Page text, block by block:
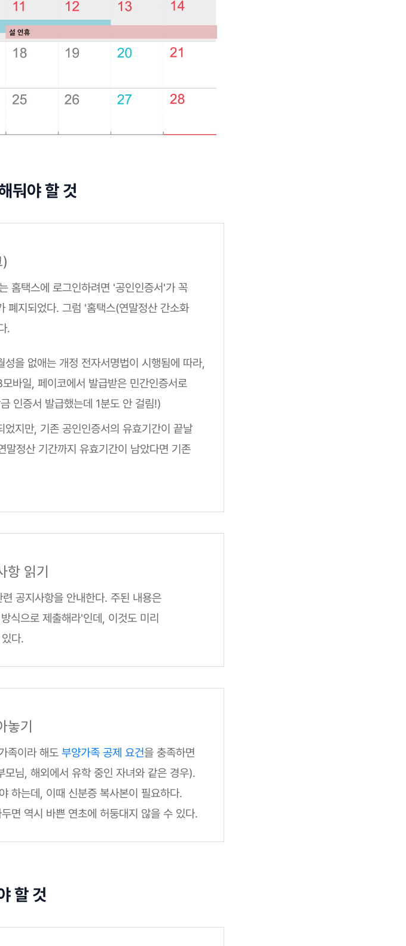
둬야 할 것
홈택스에 로그인하려면 '공인인증서'가 꼭
폐지되었다. 그럼 '홈택스(연말정산 간소화
.
성을 없애는 개정 전자서명법이 시행됨에 따라,
바일, 페이코에서 발급받은 민간인증서로
인증서 발급했는데 1분도 안 걸림!)
었지만, 기존 공인인증서의 유효기간이 끝날
정산 기간까지 유효기간이 남았다면 기존
읽기
공지사항을 안내한다. 주된 내용은
식으로 제출해라'인데, 이것도 미리
다.
기
족이라 해도 부양가족 공제 요건을 충족하면
님, 해외에서 유학 중인 자녀와 같은 경우).
하는데, 이때 신분증 복사본이 필요하다.
면 역시 바쁜 연초에 허둥대지 않을 수 있다.
할 것